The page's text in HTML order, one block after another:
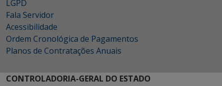
LGPD
Fala Servidor
Acessibilidade
Ordem Cronológica de Pagamentos
Planos de Contratações Anuais
CONTROLADORIA-GERAL DO ESTADO